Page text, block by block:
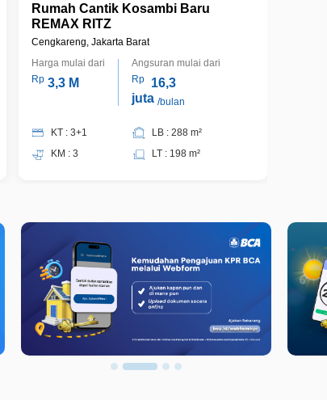
Rumah Cantik Kosambi Baru
REMAX RITZ
Cengkareng, Jakarta Barat
Harga mulai dari
Rp 3,3 M
Angsuran mulai dari
Rp
16,3
juta /bulan
KT : 3+1
KM : 3
LB : 288 m²
LT : 198 m²